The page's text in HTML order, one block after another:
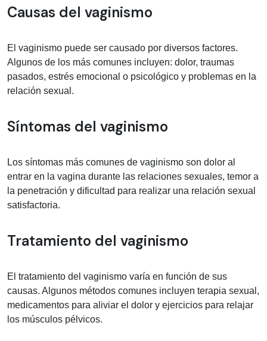
Causas del vaginismo
El vaginismo puede ser causado por diversos factores.
Algunos de los más comunes incluyen: dolor, traumas
pasados, estrés emocional o psicológico y problemas en la
relación sexual.
Síntomas del vaginismo
Los síntomas más comunes de vaginismo son dolor al
entrar en la vagina durante las relaciones sexuales, temor a
la penetración y dificultad para realizar una relación sexual
satisfactoria.
Tratamiento del vaginismo
El tratamiento del vaginismo varía en función de sus
causas. Algunos métodos comunes incluyen terapia sexual,
medicamentos para aliviar el dolor y ejercicios para relajar
los músculos pélvicos.